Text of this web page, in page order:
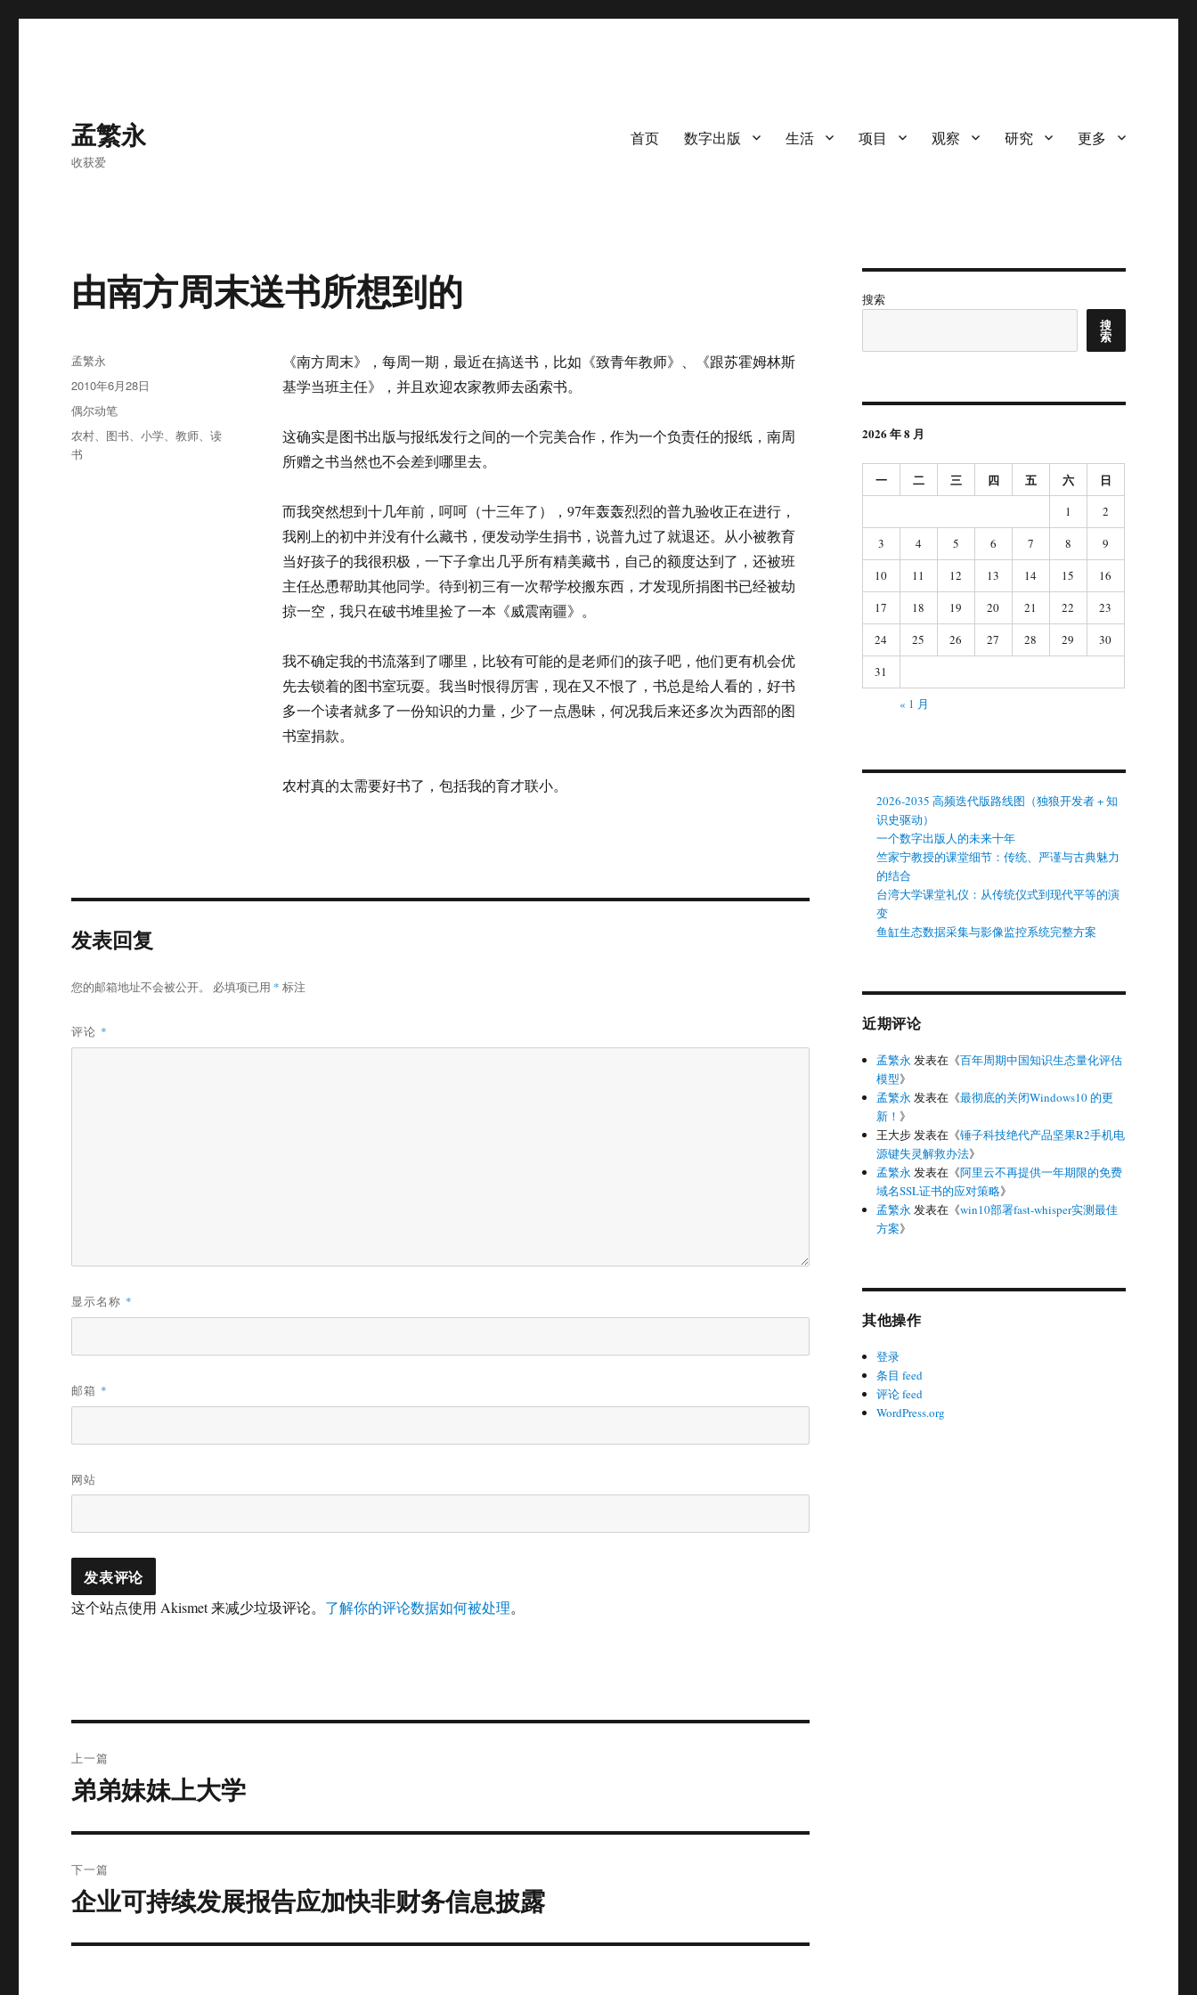
孟繁永
收获爱
首页 数字出版 生活 项目 观察 研究 更多
由南方周末送书所想到的
《南方周末》，每周一期，最近在搞送书，比如《致青年教师》、《跟苏霍姆林斯
基学当班主任》，并且欢迎农家教师去函索书。
这确实是图书出版与报纸发行之间的一个完美合作，作为一个负责任的报纸，南周
所赠之书当然也不会差到哪里去。
而我突然想到十几年前，呵呵（十三年了），97年轰轰烈烈的普九验收正在进行，
我刚上的初中并没有什么藏书，便发动学生捐书，说普九过了就退还。从小被教育
当好孩子的我很积极，一下子拿出几乎所有精美藏书，自己的额度达到了，还被班
主任怂恿帮助其他同学。待到初三有一次帮学校搬东西，才发现所捐图书已经被劫
掠一空，我只在破书堆里捡了一本《威震南疆》。
我不确定我的书流落到了哪里，比较有可能的是老师们的孩子吧，他们更有机会优
先去锁着的图书室玩耍。我当时恨得厉害，现在又不恨了，书总是给人看的，好书
多一个读者就多了一份知识的力量，少了一点愚昧，何况我后来还多次为西部的图
书室捐款。
农村真的太需要好书了，包括我的育才联小。
作
者
孟繁永
发
布
于
2010年6月28日
分
类
偶尔动笔
标
签
农村、 图书、小学、教师、读
书
发表回复
您的邮箱地址不会被公开。 必填项已用 * 标注
评论 *
显示名称 *
邮箱 *
网站
这个站点使用 Akismet 来减少垃圾评论。 了解你的评论数据如何被处理。
章
上一篇
上
篇
文
弟弟妹妹上大学
下一篇
下
文
企业可持续发展报告应加快非财务信息披露
搜索
搜
索
2026 年 8 月
一 二 三 四 五 六 日
1
2
3
4 5 6 7 8
9
10
11 12 13 14 15
16
17
18 19 20 21 22
23
24
25 26 27 28 29
30
31
« 1 月
2026-2035 高频迭代版路线图（独狼开发者 + 知
识史驱动）
一个数字出版人的未来十年
竺家宁教授的课堂细节：传统、严谨与古典魅力
的结合
台湾大学课堂礼仪：从传统仪式到现代平等的演
变
鱼缸生态数据采集与影像监控系统完整方案
近期评论
孟繁永 发表在《百年周期中国知识生态量化评估
模型》
孟繁永 发表在《最彻底的关闭Windows10 的更
新！ 》
王大步发表在《锤子科技绝代产品坚果R2手机电
源键失灵解救办法》
孟繁永 发表在《阿里云不再提供一年期限的免费
域名SSL证书的应对策略》
孟繁永 发表在《win10部署fast-whisper实测最佳
方案》
其他操作
登录
条目 feed
评论 feed
WordPress.org